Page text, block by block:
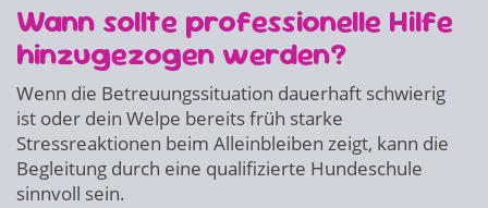
Wann sollte professionelle Hilfe
hinzugezogen werden?
Wenn die Betreuungssituation dauerhaft schwierig
ist oder dein Welpe bereits früh starke
Stressreaktionen beim Alleinbleiben zeigt, kann die
Begleitung durch eine qualifizierte Hundeschule
sinnvoll sein.